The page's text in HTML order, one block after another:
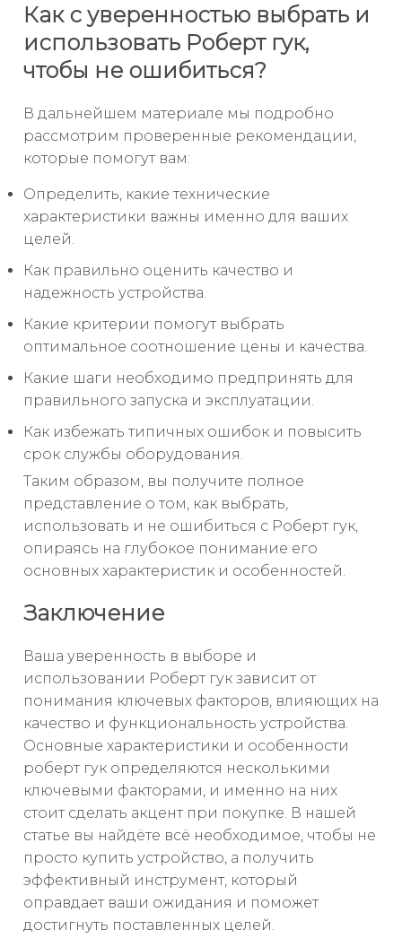
Как с уверенностью выбрать и
использовать Роберт гук,
чтобы не ошибиться?
В дальнейшем материале мы подробно
рассмотрим проверенные рекомендации,
которые помогут вам:
Определить, какие технические
характеристики важны именно для ваших
целей.
Как правильно оценить качество и
надежность устройства.
Какие критерии помогут выбрать
оптимальное соотношение цены и качества.
Какие шаги необходимо предпринять для
правильного запуска и эксплуатации.
Как избежать типичных ошибок и повысить
срок службы оборудования.
Таким образом, вы получите полное
представление о том, как выбрать,
использовать и не ошибиться с Роберт гук,
опираясь на глубокое понимание его
основных характеристик и особенностей.
Заключение
Ваша уверенность в выборе и
использовании Роберт гук зависит от
понимания ключевых факторов, влияющих на
качество и функциональность устройства.
Основные характеристики и особенности
роберт гук определяются несколькими
ключевыми факторами, и именно на них
стоит сделать акцент при покупке. В нашей
статье вы найдёте всё необходимое, чтобы не
просто купить устройство, а получить
эффективный инструмент, который
оправдает ваши ожидания и поможет
достигнуть поставленных целей.